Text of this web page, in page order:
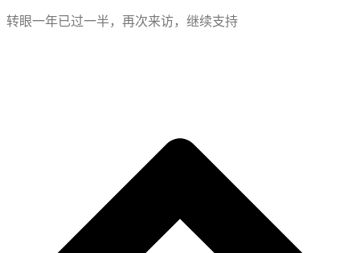
转眼一年已过一半，再次来访，继续支持